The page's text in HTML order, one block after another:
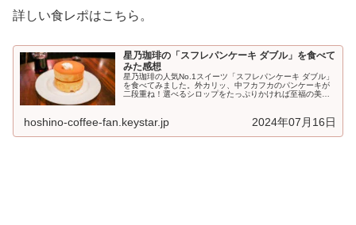
詳しい食レポはこちら。
星乃珈琲の「スフレパンケーキ ダブル」を食べて
みた感想
星乃珈琲の人気No.1スイーツ「スフレパンケーキ ダブル」
を食べてみました。外カリッ、中フカフカのパンケーキが
二段重ね！選べるシロップをたっぷりかければ至福の美味
hoshino-coffee-fan.keystar.jp 2024年07月16日